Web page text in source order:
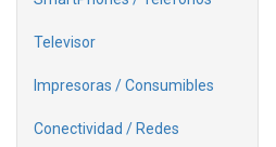
Televisor
Impresoras / Consumibles
Conectividad / Redes